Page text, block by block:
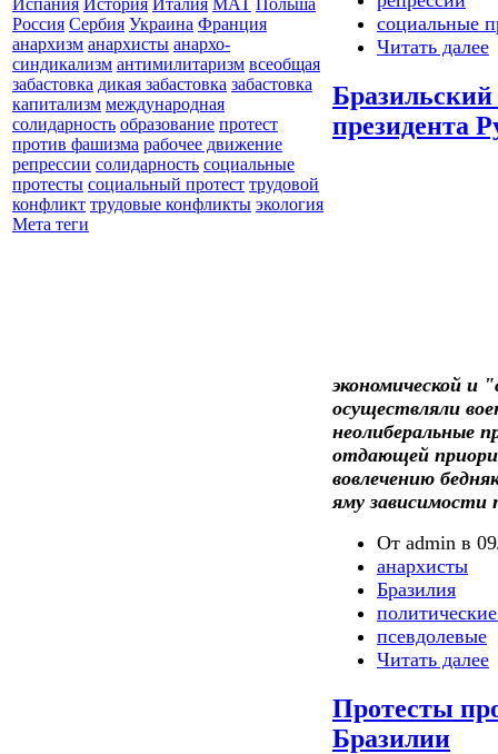
Испания История Италия МАТ Польша
Россия Сербия Украина Франция
анархизм анархисты анархо-
синдикализм антимилитаризм всеобщая
забастовка дикая забастовка забастовка
капитализм международная
солидарность образование протест
против фашизма рабочее движение
репрессии солидарность социальные
протесты социальный протест трудовой
конфликт трудовые конфликты экология
Мета теги
социальные
Читать далее
президента
экономической и
осуществляли
неолиберальные
отдающей
вовлечению
яму зависимости
От admin в
анархисты
Бразилия
псевдолевые
Читать далее
Протесты
Бразилии